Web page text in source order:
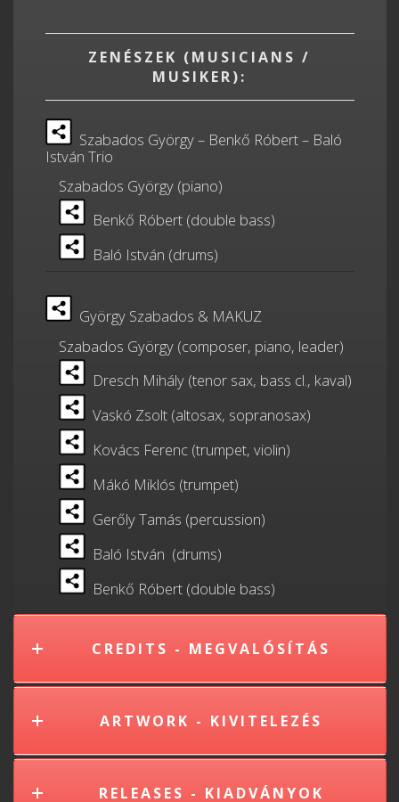
ZENÉSZEK (MUSICIANS /
MUSIKER):
Szabados György – Benkő Róbert – Baló
István Trio
Szabados György (piano)
Benkő Róbert (double bass)
Baló István (drums)
György Szabados & MAKUZ
Szabados György (composer, piano, leader)
Dresch Mihály (tenor sax, bass cl., kaval)
Vaskó Zsolt (altosax, sopranosax)
Kovács Ferenc (trumpet, violin)
Mákó Miklós (trumpet)
Gerőly Tamás (percussion)
Baló István (drums)
Benkő Róbert (double bass)
CREDITS - MEGVALÓSÍTÁS
ARTWORK - KIVITELEZÉS
RELEASES - KIADVÁNYOK